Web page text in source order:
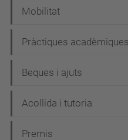
Mobilitat
Pràctiques acadèmiques
Beques i ajuts
Acollida i tutoria
Premis